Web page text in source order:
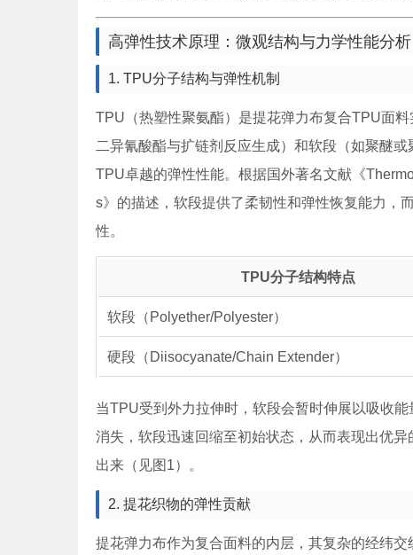
高弹性技术原理：微观结构与力学性能分析
1. TPU分子结构与弹性机制
TPU（热塑性聚氨酯）是提花弹力布复合TPU面
二异氰酸酯与扩链剂反应生成）和软段（如聚醚
TPU卓越的弹性性能。根据国外著名文献《
s》的描述，软段提供了柔韧性和弹性恢复能力，
性。
TPU分子结构特点
软段（Polyether/Polyester）
硬段（Diisocyanate/Chain Extender）
当TPU受到外力拉伸时，软段会暂时伸展以吸收
消失，软段迅速回缩至初始状态，从而表现出优
出来（见图1）。
2. 提花织物的弹性贡献
提花弹力布作为复合面料的内层，其复杂的经纬